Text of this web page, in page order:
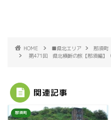
HOME ■県北エリア
那須町
第471回 県北横断の旅【那須編】
関連記事
那須町